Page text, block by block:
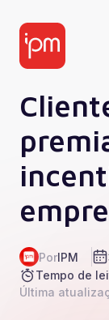
PorIPM
Tempo de
Última